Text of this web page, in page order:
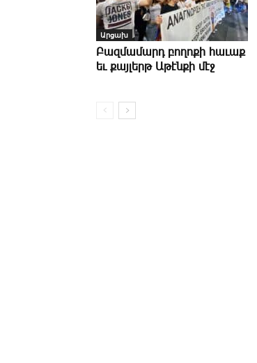
Արցախ
Բազմամարդ բողոքի հաւաք
եւ քայլերթ Աթէնքի մէջ